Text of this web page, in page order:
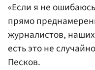
«Если я не
прямо
журналистов,
есть это не
Песков.